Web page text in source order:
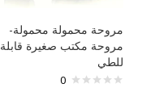
مروحة محمولة محمولة-
مروحة مكتب صغيرة قابلة
للطي
0